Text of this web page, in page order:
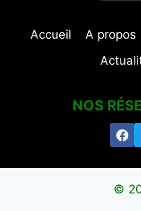
Accueil A propos
NOS
©